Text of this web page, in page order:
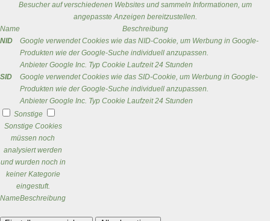
Besucher auf verschiedenen Websites und sammeln Informationen, um
angepasste Anzeigen bereitzustellen.
Name
Beschreibung
NID
Google verwendet Cookies wie das NID-Cookie, um Werbung in Google-
Produkten wie der Google-Suche individuell anzupassen.
Anbieter Google Inc. Typ Cookie Laufzeit 24 Stunden
SID
Google verwendet Cookies wie das SID-Cookie, um Werbung in Google-
Produkten wie der Google-Suche individuell anzupassen.
Anbieter Google Inc. Typ Cookie Laufzeit 24 Stunden
Sonstige
Sonstige Cookies
müssen noch
analysiert werden
und wurden noch in
keiner Kategorie
eingestuft.
NameBeschreibung